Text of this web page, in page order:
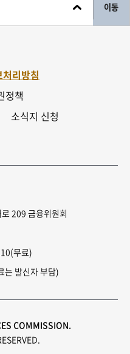
이동
리방침
정책
소식지 신청
209 금융위원회
무료)
는 발신자 부담)
COMMISSION.